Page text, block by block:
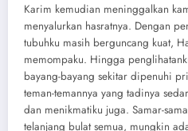
Karim kemudian meninggalkan
menyalurkan hasratnya. Dengan
tubuhku masih berguncang kuat,
memompaku. Hingga
bayang-bayang sekitar dipenuhi
teman-temannya yang tadinya
dan menikmatiku juga. Samar-
telanjang bulat semua, mungkin